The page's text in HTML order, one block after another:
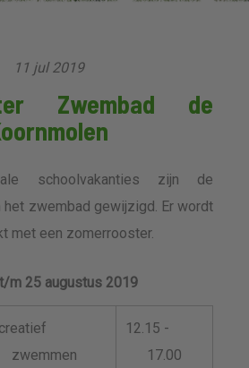
11 jul 2019
Zwembad de
schoolvakanties zijn de
het zwembad gewijzigd. Er wordt
met een zomerrooster.
m 25 augustus 2019
zwemmen
12.15 -
17.00